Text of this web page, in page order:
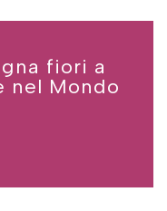
fiori a
nel Mondo